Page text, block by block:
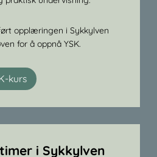
opplæringen i Sykkylven
for å oppnå YSK.
kurs
i Sykkylven